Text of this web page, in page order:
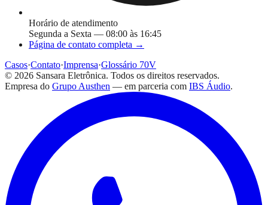
Horário de atendimento
Segunda a Sexta — 08:00 às 16:45
Página de contato completa →
Casos·Contato·Imprensa·Glossário 70V
© 2026 Sansara Eletrônica. Todos os direitos reservados.
Empresa do Grupo Austhen — em parceria com IBS Áudio.